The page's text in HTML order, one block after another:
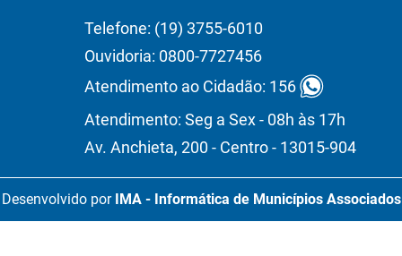
Telefone: (19) 3755-6010
Ouvidoria: 0800-7727456
Atendimento ao Cidadão: 156
Atendimento: Seg a Sex - 08h às 17h
Av. Anchieta, 200 - Centro - 13015-904
Desenvolvido por IMA - Informática de Municípios Associados